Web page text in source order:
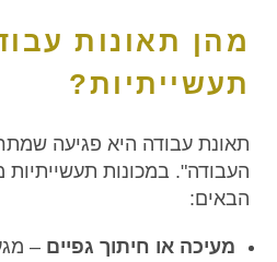
מהן תאונות
תעשייתיות?
תאונת עבודה היא פגיעה
העבודה". במכונות
הבאים:
מעיכה או חיתוך גפיים –